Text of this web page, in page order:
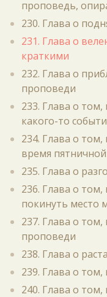
проповедь,
230. Глава о
231. Глава о
краткими
232. Глава о
проповеди
233. Глава о
какого-то
234. Глава о
время
235. Глава о
236. Глава о том,
покинуть место
237. Глава о
проповеди
238. Глава о
239. Глава о
240. Глава о том,